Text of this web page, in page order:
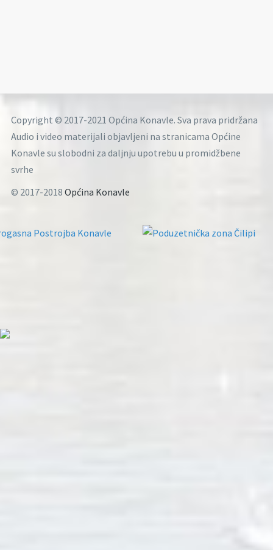
Copyright © 2017-2021 Općina Konavle. Sva prava pridržana
Audio i video materijali objavljeni na stranicama Općine
Konavle su slobodni za daljnju upotrebu u promidžbene
svrhe
© 2017-2018 Općina Konavle